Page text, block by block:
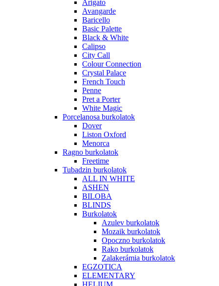
Arigato
Avangarde
Baricello
Basic Palette
Black & White
Calipso
City Call
Colour Connection
Crystal Palace
French Touch
Penne
Pret a Porter
White Magic
Porcelanosa burkolatok
Dover
Liston Oxford
Menorca
Ragno burkolatok
Freetime
Tubadzin burkolatok
ALL IN WHITE
ASHEN
BILOBA
BLINDS
Burkolatok
Azulev burkolatok
Mozaik burkolatok
Opoczno burkolatok
Rako burkolatok
Zalakerámia burkolatok
EGZOTICA
ELEMENTARY
HELIUM